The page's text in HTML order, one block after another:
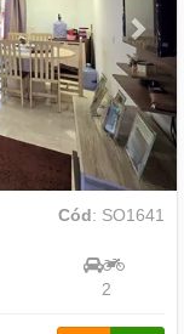
Cód: SO1641
2